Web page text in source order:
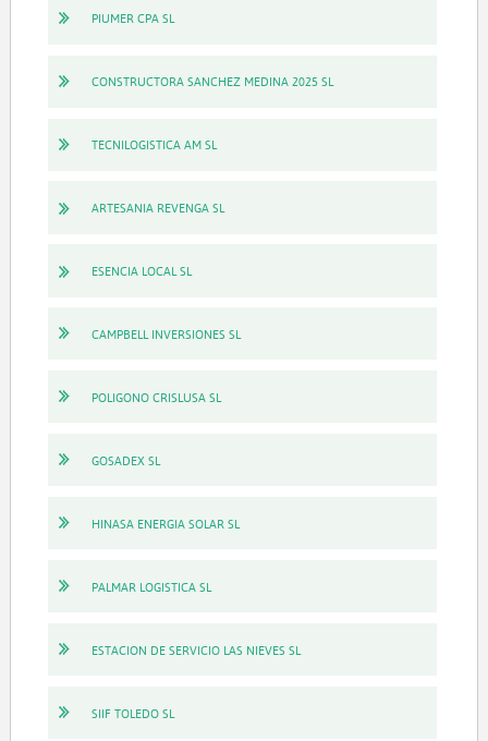
PIUMER CPA SL
CONSTRUCTORA SANCHEZ MEDINA 2025 SL
TECNILOGISTICA AM SL
ARTESANIA REVENGA SL
ESENCIA LOCAL SL
CAMPBELL INVERSIONES SL
POLIGONO CRISLUSA SL
GOSADEX SL
HINASA ENERGIA SOLAR SL
PALMAR LOGISTICA SL
ESTACION DE SERVICIO LAS NIEVES SL
SIIF TOLEDO SL